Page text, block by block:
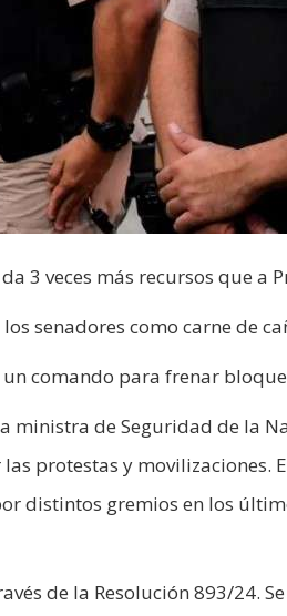
3 veces más recursos que a
senadores como carne de
comando para frenar
ministra de Seguridad de la
protestas y movilizaciones.
distintos gremios en los
de la Resolución 893/24.